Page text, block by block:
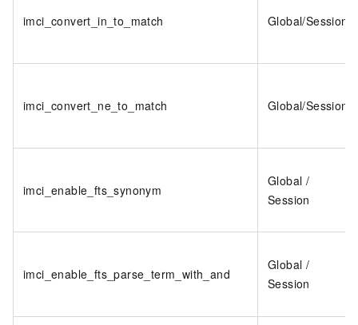
imci_convert_in_to_match Global/Session
imci_convert_ne_to_match Global/Session
imci_enable_fts_synonym
Global /
Session
imci_enable_fts_parse_term_with_and
Global /
Session